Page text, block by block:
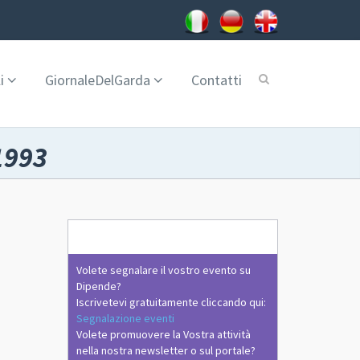
GiornaleDelGarda Contatti
Volete segnalare il vostro evento su
Dipende?
Iscrivetevi gratuitamente cliccando qui:
Segnalazione eventi
Volete promuovere la Vostra attività
nella nostra newsletter o sul portale?